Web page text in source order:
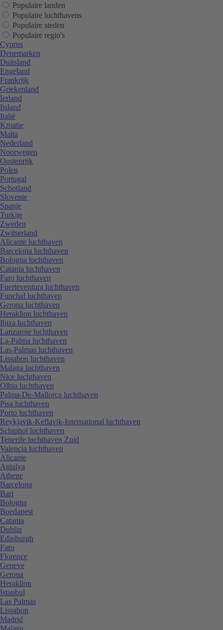
Populaire landen
Populaire luchthavens
Populaire steden
Populaire regio's
Cyprus
Denemarken
Duitsland
Engeland
Frankrijk
Griekenland
Ierland
Ijsland
Italië
Kroatie
Malta
Nederland
Noorwegen
Oostenrijk
Polen
Portugal
Schotland
Slovenie
Spanje
Turkije
Zweden
Zwitserland
Alicante luchthaven
Barcelona luchthaven
Bologna luchthaven
Catania luchthaven
Faro luchthaven
Fuerteventura luchthaven
Funchal luchthaven
Gerona luchthaven
Heraklion luchthaven
Ibiza luchthaven
Lanzarote luchthaven
La-Palma luchthaven
Las-Palmas luchthaven
Lissabon luchthaven
Malaga luchthaven
Nice luchthaven
Olbia luchthaven
Palma-De-Mallorca luchthaven
Pisa luchthaven
Porto luchthaven
Reykjavik-Keflavik-International luchthaven
Schiphol luchthaven
Tenerife luchthaven Zuid
Valencia luchthaven
Alicante
Antalya
Athene
Barcelona
Bari
Bologna
Boedapest
Catania
Dublin
Edinburgh
Faro
Florence
Geneve
Gerona
Heraklion
Istanbul
Las Palmas
Lissabon
Madrid
Malaga